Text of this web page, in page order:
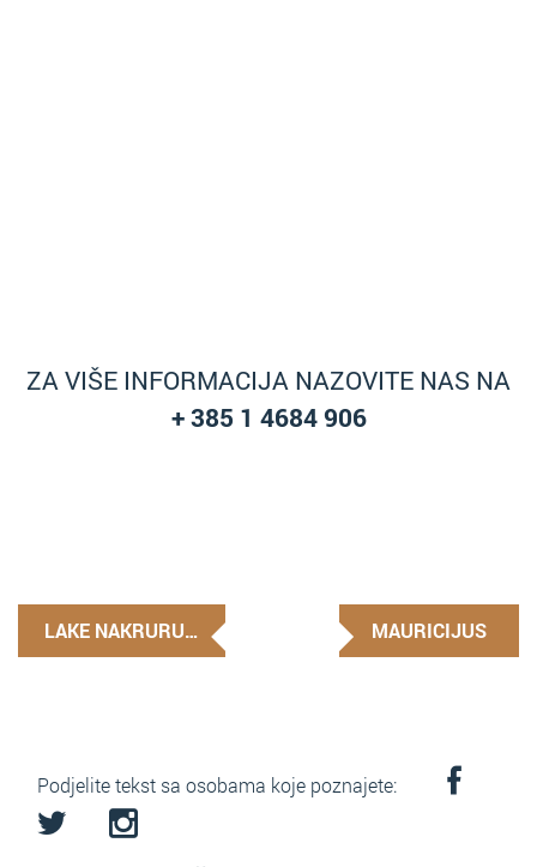
ZA VIŠE INFORMACIJA NAZOVITE NAS NA
+ 385 1 4684 906
LAKE NAKRURU… MAURICIJUS
Podjelite tekst sa osobama koje poznajete: